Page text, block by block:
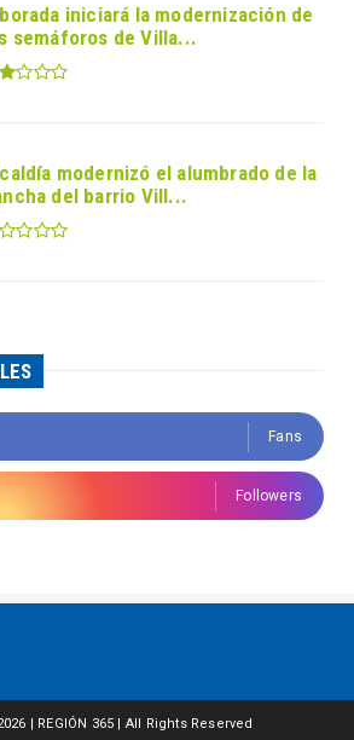
iniciará la modernización de
semáforos de Villa...
modernizó el alumbrado de la
del barrio Vill...
Fans
Followers
| REGIÓN 365 | All Rights Reserved